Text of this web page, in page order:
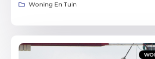
Woning En Tuin